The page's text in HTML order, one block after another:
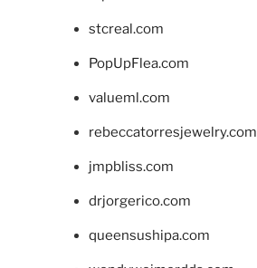
stcreal.com
PopUpFlea.com
valueml.com
rebeccatorresjewelry.com
jmpbliss.com
drjorgerico.com
queensushipa.com